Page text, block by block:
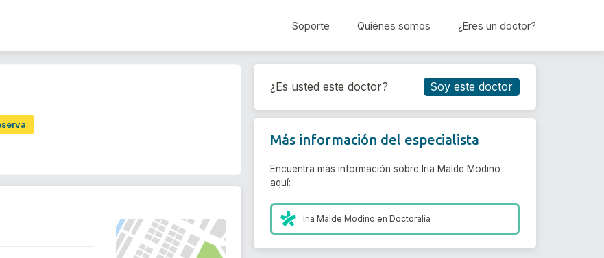
Soporte Quiénes somos ¿Eres un doctor?
Reservar cita
¿Es usted este doctor? Soy este doctor
Más información del especialista
Encuentra más información sobre Iria Malde Modino
aquí:
Iria Malde Modino enDoctoralia